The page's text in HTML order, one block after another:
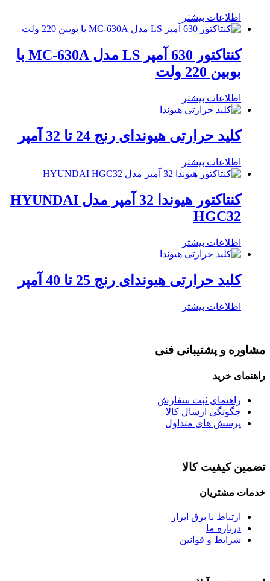
اطلاعات بیشتر
کنتاکتور 630 آمپر LS مدل MC-630A با
بوبین 220 ولت
اطلاعات بیشتر
کلید حرارتی هیوندای رنج 24 تا 32 آمپر
اطلاعات بیشتر
کنتاکتور هیوندا 32 آمپر مدل HYUNDAI
HGC32
اطلاعات بیشتر
کلید حرارتی هیوندای رنج 25 تا 40 آمپر
اطلاعات بیشتر
مشاوره و پشتیبانی فنی
راهنمای خرید
راهنمای ثبت سفارش
چگونگی ارسال کالا
پرسش های متداول
تضمین کیفیت کالا
خدمات مشتریان
ارتباط با برق ابزار
درباره ما
شرایط و قوانین